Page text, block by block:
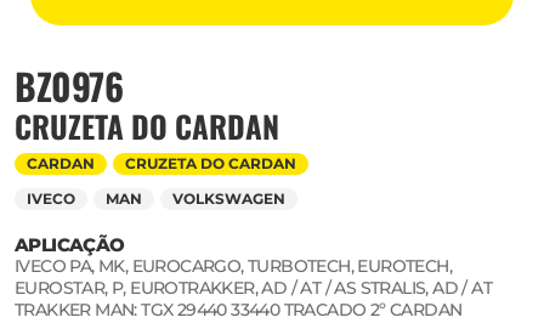
BZ0976
CRUZETA DO CARDAN
CARDAN
CRUZETA DO CARDAN
IVECO
MAN VOLKSWAGEN
APLICAÇÃO
IVECO PA, MK, EUROCARGO, TURBOTECH, EUROTECH,
EUROSTAR, P, EUROTRAKKER, AD / AT / AS STRALIS, AD / AT
TRAKKER MAN: TGX 29440 33440 TRACADO 2º CARDAN